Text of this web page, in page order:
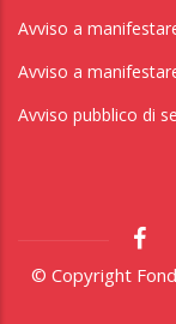
Avviso a
Avviso a
Avviso pubblico di
© Copyright